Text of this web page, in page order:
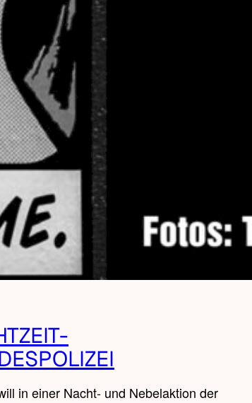
in einer Nacht- und Nebelaktion der